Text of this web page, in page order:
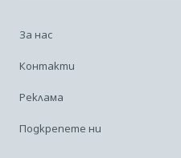
За нас
Контакти
Реклама
Подкрепете ни